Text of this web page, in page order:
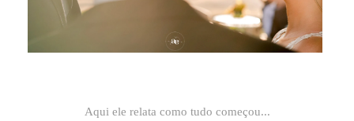
Aqui ele relata como tudo começou...